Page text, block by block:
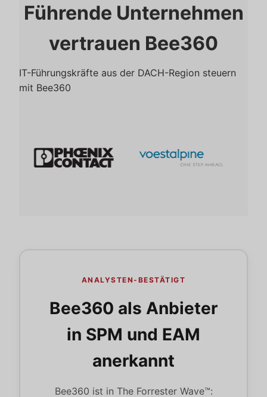
Führende Unternehmen
vertrauen Bee360
IT-Führungskräfte aus der DACH-Region steuern
mit Bee360
ANALYSTEN-BESTÄTIGT
Bee360 als Anbieter
in SPM und EAM
anerkannt
Bee360 ist in The Forrester Wave™: